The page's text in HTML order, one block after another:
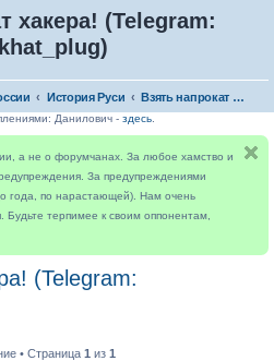
хакера! (Telegram:
История Руси Взять напрокат хакера! (Telegram: Blackhat_plug)
Данилович - здесь
а не о форумчанах. За любое хамство и
За предупреждениями
года, по нарастающей). Нам очень
Будьте терпимее к своим оппонентам,
(Telegram:
• Страница 1 из 1